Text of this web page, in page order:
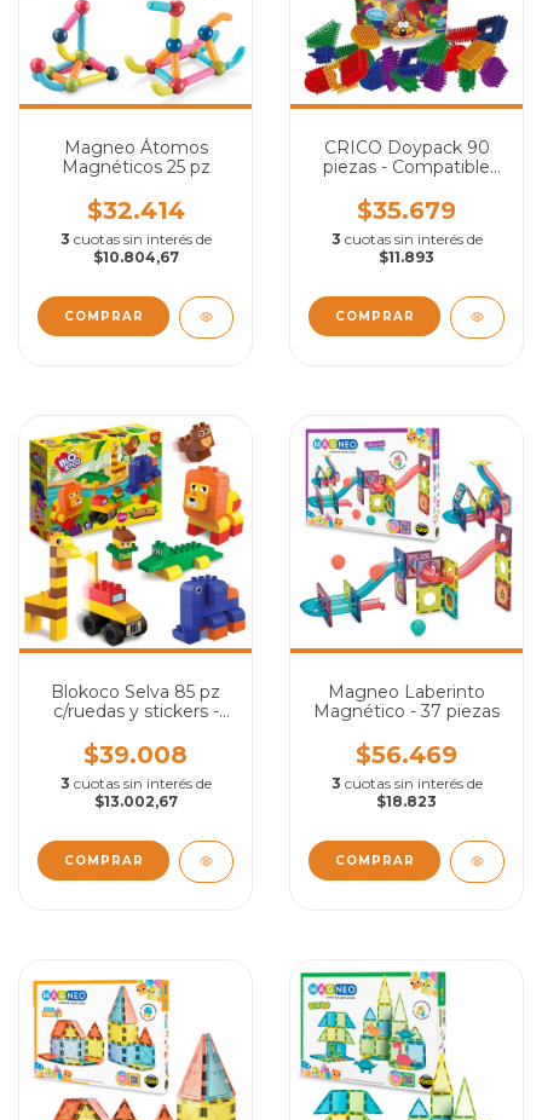
Magneo Átomos
Magnéticos 25 pz
$32.414
3 cuotas sin interés de
$10.804,67
CRICO Doypack 90
piezas - Compatible
$35.679
3 cuotas sin interés de
$11.893
Blokoco Selva 85 pz
c/ruedas y stickers -
$39.008
3 cuotas sin interés de
$13.002,67
Magneo Laberinto
Magnético - 37 piezas
$56.469
3 cuotas sin interés de
$18.823